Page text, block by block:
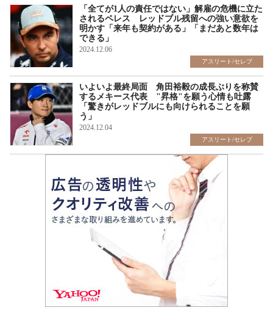
「全てが1人の責任ではない」解雇の危機に立た
されるペレス レッドブル残留への強い意欲を
明かす「来年も契約がある」「まだあと数年は
できる」
2024.12.06
アスリート/セレブ
いよいよ最終局面 角田裕毅の成長ぶりを称賛
するメキース代表 "昇格"を願う心情も吐露
「驚きがレッドブルにも向けられることを願
う」
2024.12.04
アスリート/セレブ